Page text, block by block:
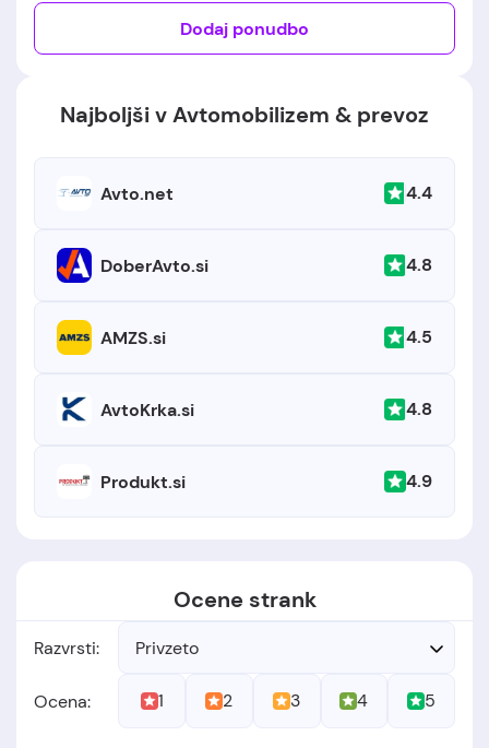
Dodaj ponudbo
Najboljši v Avtomobilizem & prevoz
Avto.net 4.4
DoberAvto.si 4.8
AMZS.si 4.5
AvtoKrka.si 4.8
Produkt.si 4.9
Ocene strank
Razvrsti: Privzeto
Ocena: 1 2 3 4 5